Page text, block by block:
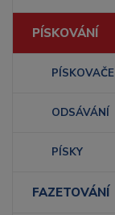
PÍSKOVÁNÍ
PÍSKOVAČE
ODSÁVÁNÍ
PÍSKY
FAZETOVÁNÍ